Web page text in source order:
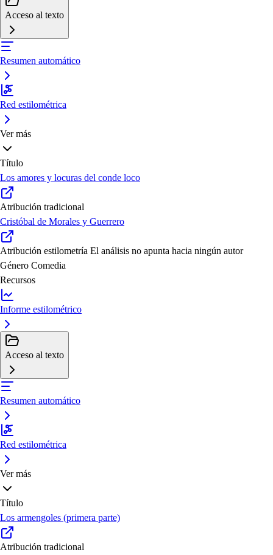
Acceso al texto
Resumen automático
Red estilométrica
Ver más
Título
Los amores y locuras del conde loco
Atribución tradicional
Cristóbal de Morales y Guerrero
Atribución estilometría El análisis no apunta hacia ningún autor
Género Comedia
Recursos
Informe estilométrico
Acceso al texto
Resumen automático
Red estilométrica
Ver más
Título
Los armengoles (primera parte)
Atribución tradicional